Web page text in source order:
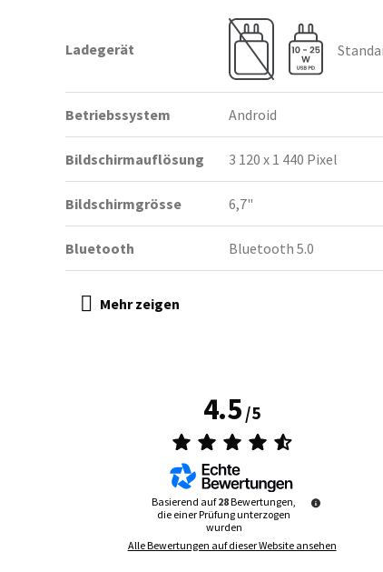
Ladegerät
Betriebssystem Android
Bildschirmauflösung 3 120 x 1 440 Pixel
Bildschirmgrösse 6,7"
Bluetooth Bluetooth 5.0
4.5/5
Basierend auf28Bewertungen,
die einer Prüfung unterzogen
wurden
Alle Bewertungen auf dieser Website ansehen